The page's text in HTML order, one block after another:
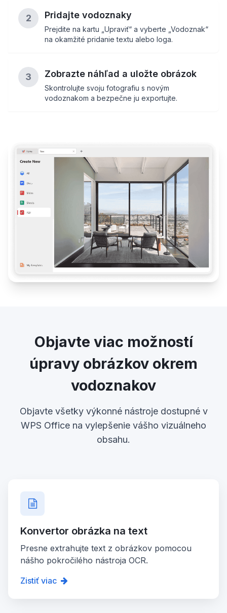
2 Pridajte vodoznaky
Prejdite na kartu „Upraviť“ a vyberte „Vodoznak“
na okamžité pridanie textu alebo loga.
3 Zobrazte náhľad a uložte obrázok
Skontrolujte svoju fotografiu s novým
vodoznakom a bezpečne ju exportujte.
Objavte viac možností
úpravy obrázkov okrem
vodoznakov
Objavte všetky výkonné nástroje dostupné v
WPS Office na vylepšenie vášho vizuálneho
obsahu.
Konvertor obrázka na text
Presne extrahujte text z obrázkov pomocou
nášho pokročilého nástroja OCR.
Zistiť viac